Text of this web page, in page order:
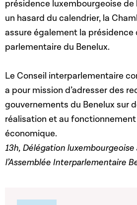
présidence luxembourgeoise de
un hasard du calendrier, la
assure également la présidence
parlementaire du Benelux.
Le Conseil interparlementaire
a pour mission d’adresser des
gouvernements du Benelux sur
réalisation et au fonctionnement
économique.
13h, Délégation luxembourgeoise
l’Assemblée Interparlementaire